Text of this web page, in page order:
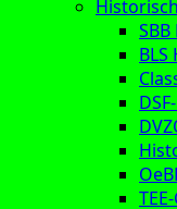
Historisch